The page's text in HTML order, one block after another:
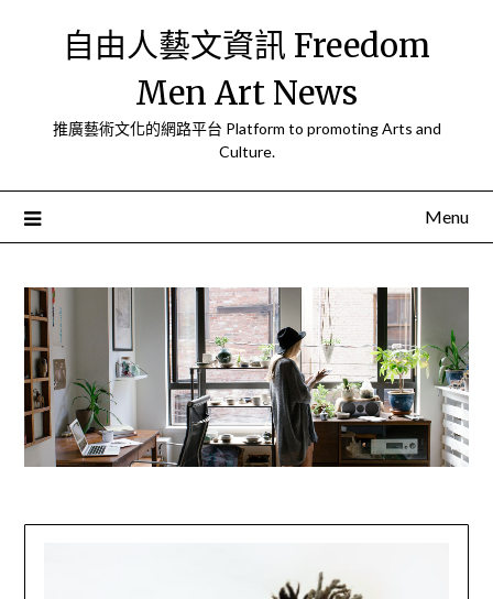
自由人藝文資訊 Freedom
Men Art News
推廣藝術文化的網路平台 Platform to promoting Arts and
Culture.
Menu